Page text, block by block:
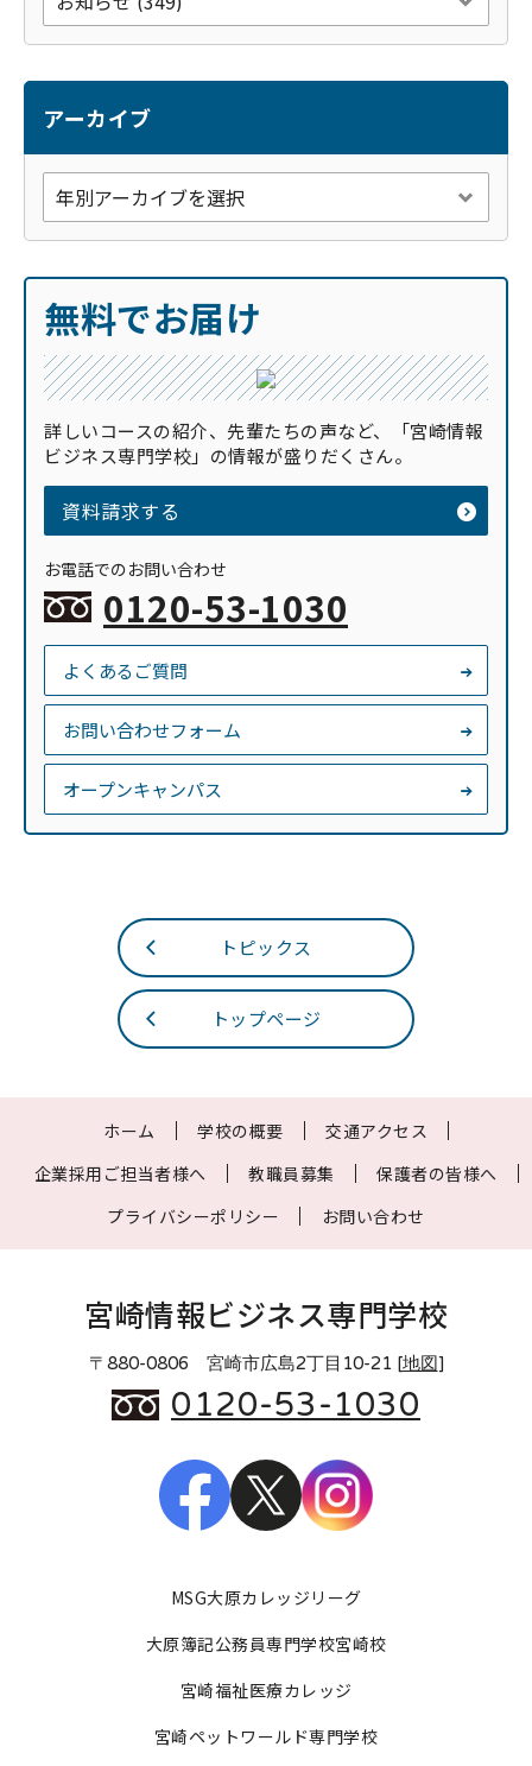
アーカイブ
無料でお届け
詳しいコースの紹介、先輩たちの声など、「宮崎情報
ビジネス専門学校」の情報が盛りだくさん。
資料請求する
お電話でのお問い合わせ
0120-53-1030
よくあるご質問
お問い合わせフォーム
オープンキャンパス
トピックス
トップページ
ホーム 学校の概要
交通アクセス
企業採用ご担当者様へ
教職員募集
保護者の皆様へ
プライバシーポリシー
お問い合わせ
宮崎情報ビジネス専門学校
〒880-0806 宮崎市広島2丁目10-21 [地図 ]
0120-53-1030
MSG大原カレッジリーグ
大原簿記公務員専門学校宮崎校
宮崎福祉医療カレッジ
宮崎ペットワールド専門学校